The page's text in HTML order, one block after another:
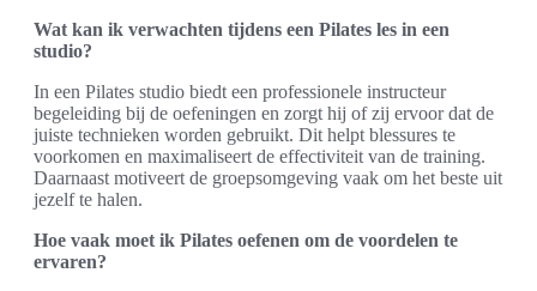
Wat kan ik verwachten tijdens een Pilates les in een
studio?
In een Pilates studio biedt een professionele instructeur
begeleiding bij de oefeningen en zorgt hij of zij ervoor dat de
juiste technieken worden gebruikt. Dit helpt blessures te
voorkomen en maximaliseert de effectiviteit van de training.
Daarnaast motiveert de groepsomgeving vaak om het beste uit
jezelf te halen.
Hoe vaak moet ik Pilates oefenen om de voordelen te
ervaren?